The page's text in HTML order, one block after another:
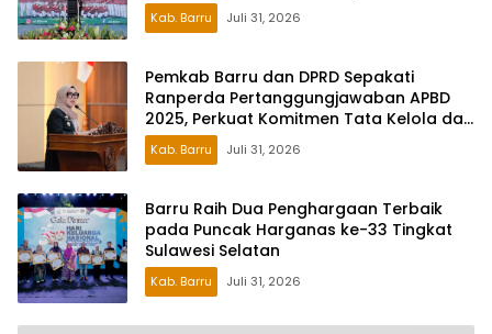
Kab. Barru Juli 31, 2026
Pemkab Barru dan DPRD Sepakati
Ranperda Pertanggungjawaban APBD
2025, Perkuat Komitmen Tata Kelola dan
Perlindungan Anak
Kab. Barru Juli 31, 2026
Barru Raih Dua Penghargaan Terbaik
pada Puncak Harganas ke-33 Tingkat
Sulawesi Selatan
Kab. Barru Juli 31, 2026